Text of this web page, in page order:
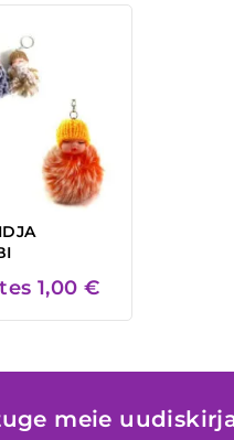
1,00 €
meie